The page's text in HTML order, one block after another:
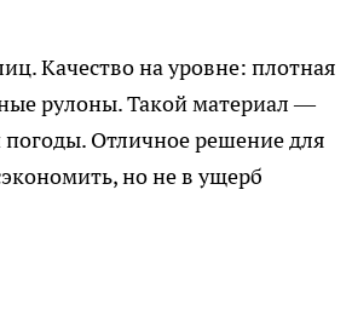
Качество на уровне: плотная
рулоны. Такой материал —
погоды. Отличное решение для
но не в ущерб